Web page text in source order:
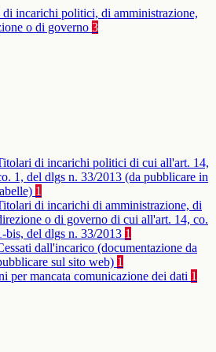
incarichi politici, di amministrazione,
o di governo 3
di incarichi politici di cui all'art. 14,
1, del dlgs n. 33/2013 (da pubblicare in
1
di incarichi di amministrazione, di
o di governo di cui all'art. 14, co.
bis, del dlgs n. 33/2013 1
dall'incarico (documentazione da
sul sito web) 1
per mancata comunicazione dei dati 1